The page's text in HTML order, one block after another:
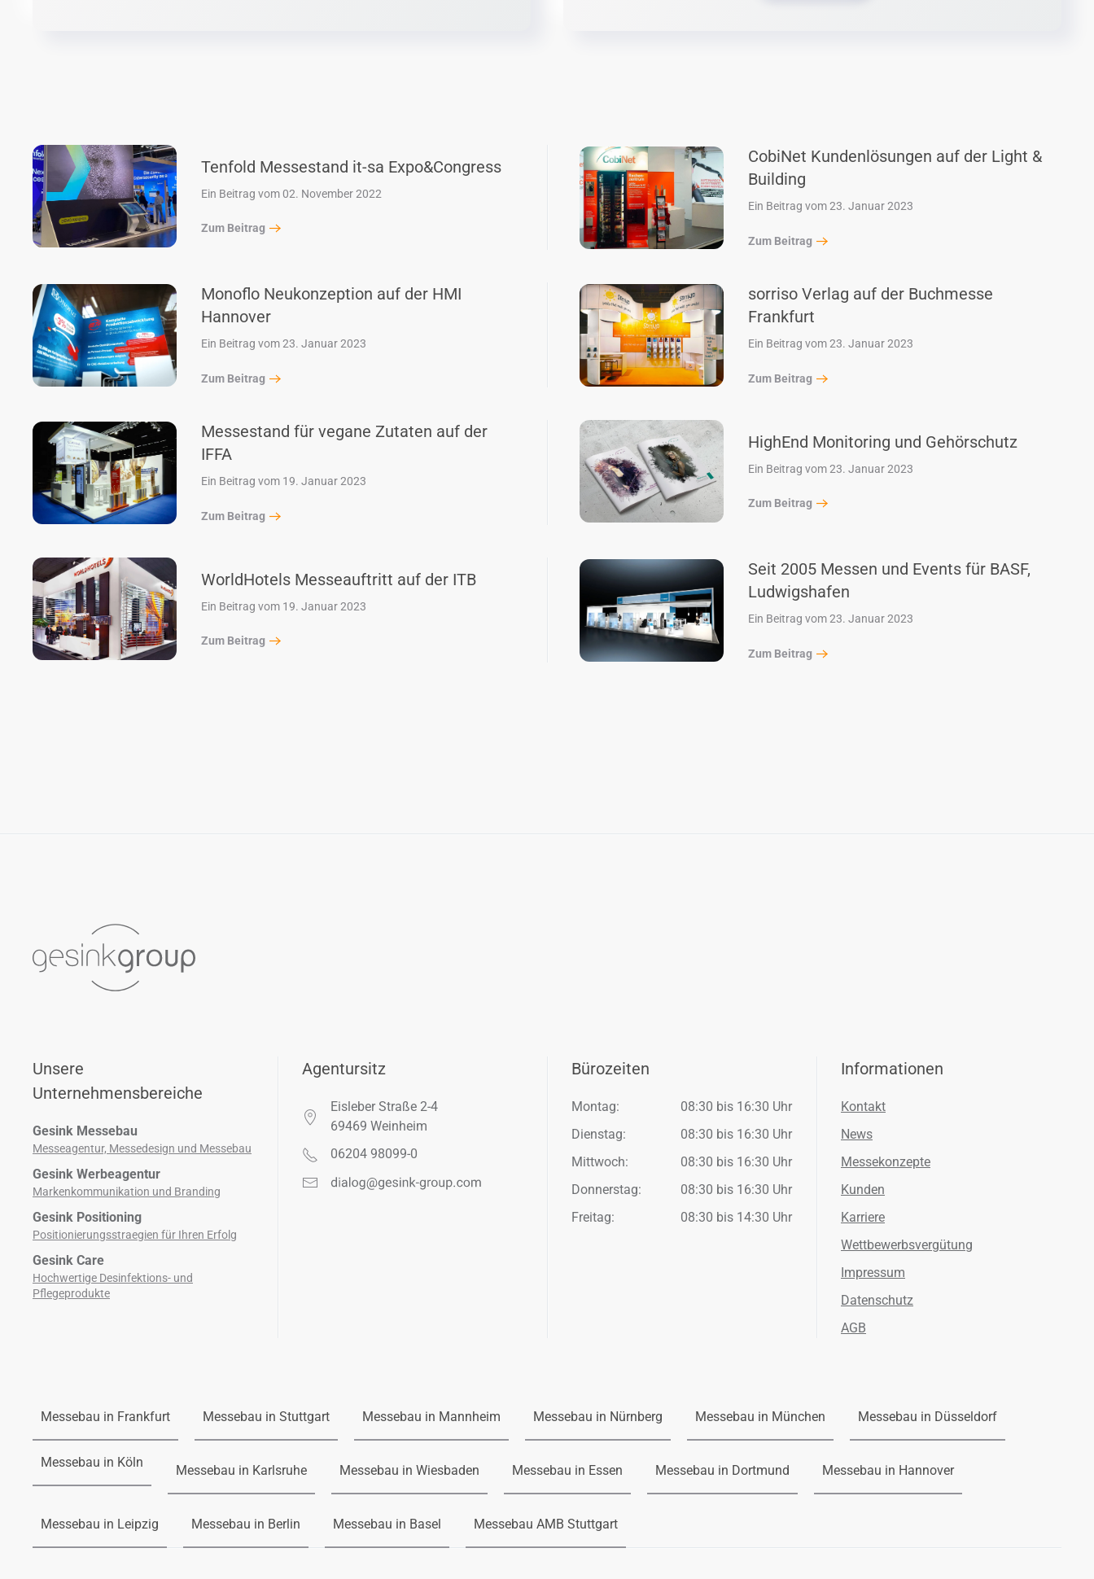
Tenfold Messestand it-sa Expo&Congress
Ein Beitrag vom 02. November 2022
Zum Beitrag
CobiNet Kundenlösungen auf der Light &
Building
Ein Beitrag vom 23. Januar 2023
Zum Beitrag
Monoflo Neukonzeption auf der HMI
Hannover
Ein Beitrag vom 23. Januar 2023
Zum Beitrag
sorriso Verlag auf der Buchmesse
Frankfurt
Ein Beitrag vom 23. Januar 2023
Zum Beitrag
Messestand für vegane Zutaten auf der
IFFA
Ein Beitrag vom 19. Januar 2023
Zum Beitrag
HighEnd Monitoring und Gehörschutz
Ein Beitrag vom 23. Januar 2023
Zum Beitrag
WorldHotels Messeauftritt auf der ITB
Ein Beitrag vom 19. Januar 2023
Zum Beitrag
Seit 2005 Messen und Events für BASF,
Ludwigshafen
Ein Beitrag vom 23. Januar 2023
Zum Beitrag
Unsere
Unternehmensbereiche
Gesink Messebau
Messeagentur, Messedesign und Messebau
Gesink Werbeagentur
Markenkommunikation und Branding
Gesink Positioning
Positionierungsstraegien für Ihren Erfolg
Gesink Care
Hochwertige Desinfektions­- und
Pflegeprodukte
Agentursitz
Eisleber Straße 2-4
69469 Weinheim
06204 98099-0
Bürozeiten
Montag:
08:30 bis 16:30 Uhr
Dienstag:
08:30 bis 16:30 Uhr
Mittwoch:
08:30 bis 16:30 Uhr
Donnerstag:
08:30 bis 16:30 Uhr
Freitag:
08:30 bis 14:30 Uhr
Informationen
Kontakt
News
Messekonzepte
Kunden
Karriere
Wettbewerbsvergütung
Impressum
Datenschutz
AGB
Messebau in Frankfurt Messebau in Stuttgart Messebau in Mannheim Messebau in Nürnberg Messebau in München Messebau in Düsseldorf
Messebau in Köln
Messebau in Karlsruhe Messebau in Wiesbaden Messebau in Essen Messebau in Dortmund Messebau in Hannover
Messebau in Leipzig Messebau in Berlin Messebau in Basel Messebau AMB Stuttgart